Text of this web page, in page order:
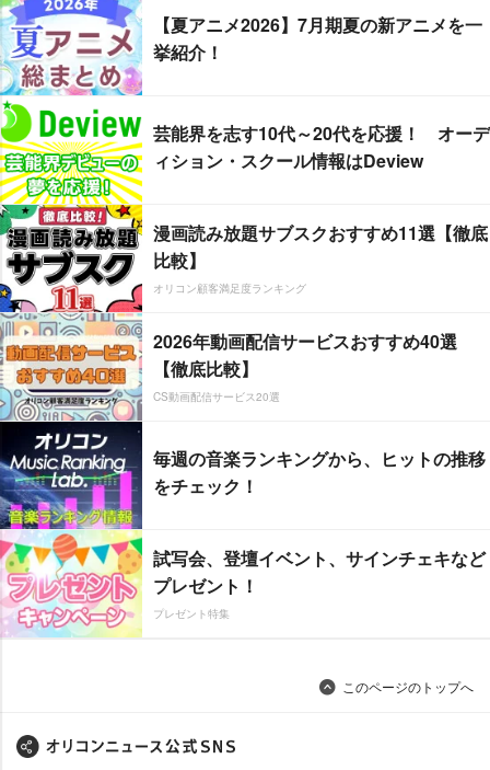
【夏アニメ2026】7月期夏の新アニメを一
挙紹介！
芸能界を志す10代～20代を応援！ オーデ
ィション・スクール情報はDeview
漫画読み放題サブスクおすすめ11選【徹底
比較】
オリコン顧客満足度ランキング
2026年動画配信サービスおすすめ40選
【徹底比較】
CS動画配信サービス20選
毎週の音楽ランキングから、ヒットの推移
をチェック！
試写会、登壇イベント、サインチェキなど
プレゼント！
プレゼント特集
このページのトップへ